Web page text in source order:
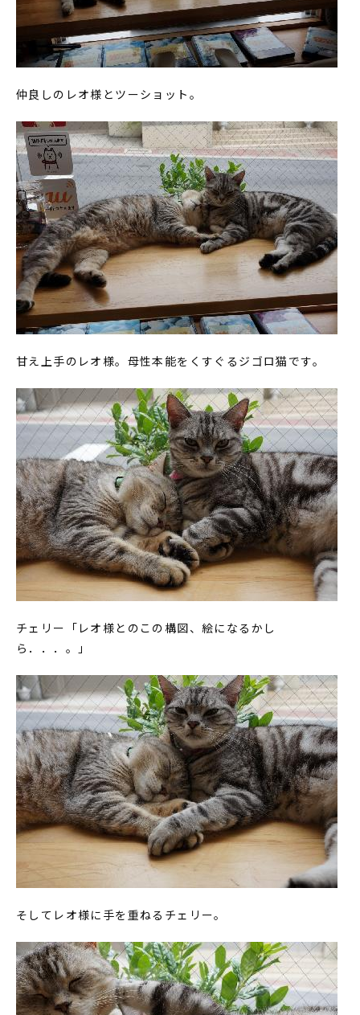
仲良しのレオ様とツーショット。
甘え上手のレオ様。母性本能をくすぐるジゴロ猫です。
チェリー「レオ様とのこの構図、絵になるかし
ら．．．。」
そしてレオ様に手を重ねるチェリー。